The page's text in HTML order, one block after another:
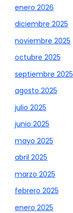
enero 2026
diciembre 2025
noviembre 2025
octubre 2025
septiembre 2025
agosto 2025
julio 2025
junio 2025
mayo 2025
abril 2025
marzo 2025
febrero 2025
enero 2025